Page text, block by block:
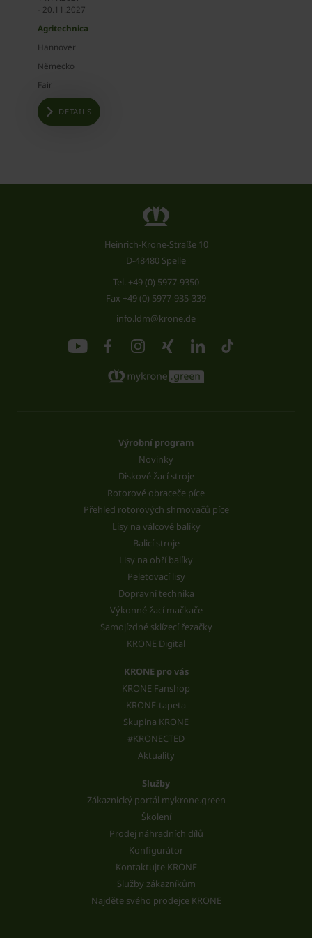
- 20.11.2027
Agritechnica
Hannover
Německo
Fair
DETAILS
Heinrich-Krone-Straße 10
D-48480 Spelle
Tel. +49 (0) 5977-9350
Fax +49 (0) 5977-935-339
info.ldm@krone.de
Výrobní program
Novinky
Diskové žací stroje
Rotorové obraceče píce
Přehled rotorových shrnovačů píce
Lisy na válcové balíky
Balicí stroje
Lisy na obří balíky
Peletovací lisy
Dopravní technika
Výkonné žací mačkače
Samojízdné sklízecí řezačky
KRONE Digital
KRONE pro vás
KRONE Fanshop
KRONE-tapeta
Skupina KRONE
#KRONECTED
Aktuality
Služby
Zákaznický portál mykrone.green
Školení
Prodej náhradních dílů
Konfigurátor
Kontaktujte KRONE
Služby zákazníkům
Najděte svého prodejce KRONE